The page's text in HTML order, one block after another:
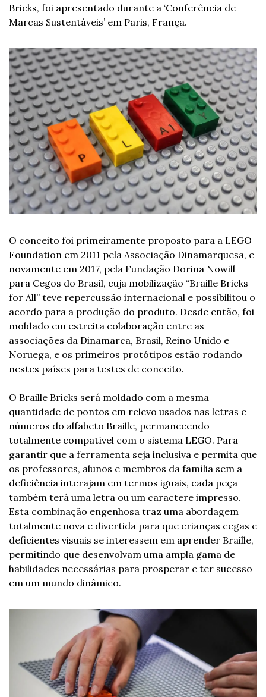
Bricks, foi apresentado durante a ‘Conferência de
Marcas Sustentáveis’ em Paris, França.
O conceito foi primeiramente proposto para a LEGO
Foundation em 2011 pela Associação Dinamarquesa, e
novamente em 2017, pela Fundação Dorina Nowill
para Cegos do Brasil, cuja mobilização “Braille Bricks
for All” teve repercussão internacional e possibilitou o
acordo para a produção do produto. Desde então, foi
moldado em estreita colaboração entre as
associações da Dinamarca, Brasil, Reino Unido e
Noruega, e os primeiros protótipos estão rodando
nestes países para testes de conceito.
O Braille Bricks será moldado com a mesma
quantidade de pontos em relevo usados nas letras e
números do alfabeto Braille, permanecendo
totalmente compatível com o sistema LEGO. Para
garantir que a ferramenta seja inclusiva e permita que
os professores, alunos e membros da família sem a
deficiência interajam em termos iguais, cada peça
também terá uma letra ou um caractere impresso.
Esta combinação engenhosa traz uma abordagem
totalmente nova e divertida para que crianças cegas e
deficientes visuais se interessem em aprender Braille,
permitindo que desenvolvam uma ampla gama de
habilidades necessárias para prosperar e ter sucesso
em um mundo dinâmico.